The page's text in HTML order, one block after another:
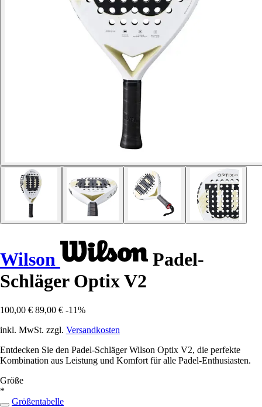
Wilson
Padel-
Schläger Optix V2
100,00 € 89,00 € -11%
inkl. MwSt. zzgl. Versandkosten
Entdecken Sie den Padel-Schläger Wilson Optix V2, die perfekte
Kombination aus Leistung und Komfort für alle Padel-Enthusiasten.
Größe
*
Größentabelle